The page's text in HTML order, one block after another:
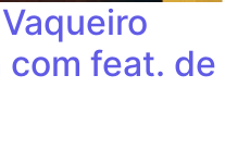
feat. de